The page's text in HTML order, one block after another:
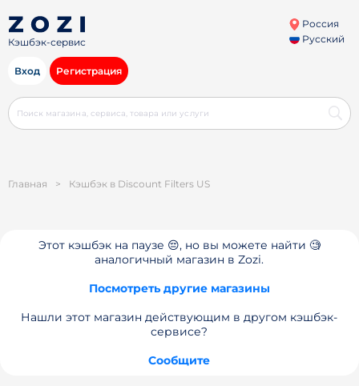
Кэшбэк-сервис
Россия
Русский
Вход Регистрация
Главная > Кэшбэк в Discount Filters US
Этот кэшбэк на паузе 😔, но вы можете найти 🧐
аналогичный магазин в Zozi.
Посмотреть другие магазины
Нашли этот магазин действующим в другом кэшбэк-
сервисе?
Сообщите